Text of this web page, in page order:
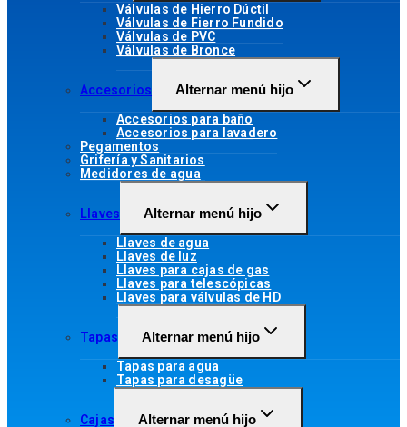
Válvulas de Hierro Dúctil
Válvulas de Fierro Fundido
Válvulas de PVC
Válvulas de Bronce
Accesorios Alternar menú hijo
Accesorios para baño
Accesorios para lavadero
Pegamentos
Grifería y Sanitarios
Medidores de agua
Llaves Alternar menú hijo
Llaves de agua
Llaves de luz
Llaves para cajas de gas
Llaves para telescópicas
Llaves para válvulas de HD
Tapas Alternar menú hijo
Tapas para agua
Tapas para desagüe
Cajas Alternar menú hijo